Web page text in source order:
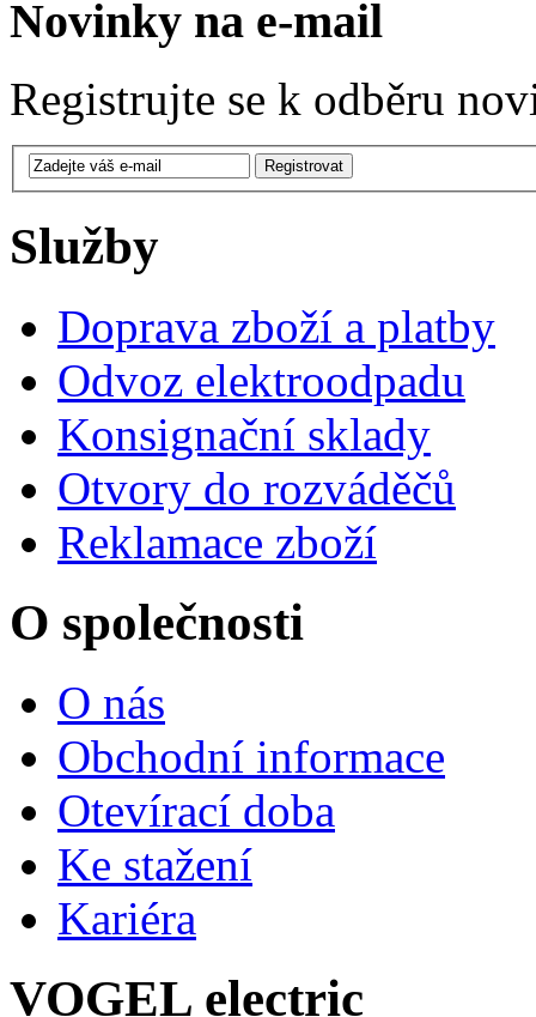
Novinky na e-mail
Registrujte se k odběru
Služby
Doprava zboží a platby
Odvoz elektroodpadu
Konsignační sklady
Otvory do rozváděčů
Reklamace zboží
O společnosti
O nás
Obchodní informace
Otevírací doba
Ke stažení
Kariéra
VOGEL electric